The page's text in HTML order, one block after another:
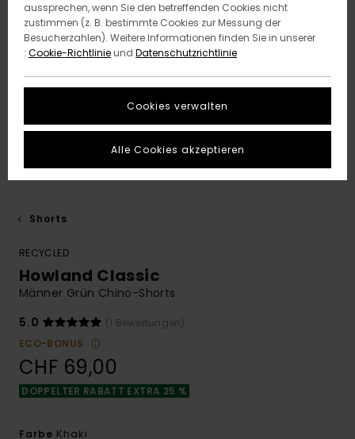
Shorts
RECYCLED
Howland Classic
Männer Grün Chino-Shorts
5.0
(1 Bewertungen)
ECO-BONUS
CHF 69,00
DOPPELTER RABATT EXTRA 25 %
Farbe Khaki
aussprechen, wenn Sie den betreffenden Cookies nicht
zustimmen (z. B. bestimmte Cookies zur Messung der
Besucherzahlen). Weitere Informationen finden Sie in unserer
: Cookie-Richtlinieund Datenschutzrichtlinie
Cookies verwalten
Alle Cookies akzeptieren